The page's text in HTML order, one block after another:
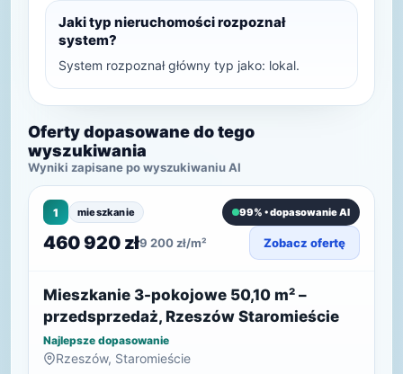
Jaki typ nieruchomości rozpoznał
system?
System rozpoznał główny typ jako: lokal.
Oferty dopasowane do tego
wyszukiwania
Wyniki zapisane po wyszukiwaniu AI
1 mieszkanie 99% • dopasowanie AI
460 920 zł9 200 zł/m² Zobacz ofertę
Mieszkanie 3-pokojowe 50,10 m² –
przedsprzedaż, Rzeszów Staromieście
Najlepsze dopasowanie
Rzeszów, Staromieście